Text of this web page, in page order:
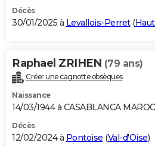
Décès
30/01/2025 à Levallois-Perret(
Raphael ZRIHEN (79 ans)
Créer une cagnotte obsèques
Naissance
14/03/1944 à CASABLANCA MAROC
Décès
12/02/2024 à Pontoise (Val-d'Oise)